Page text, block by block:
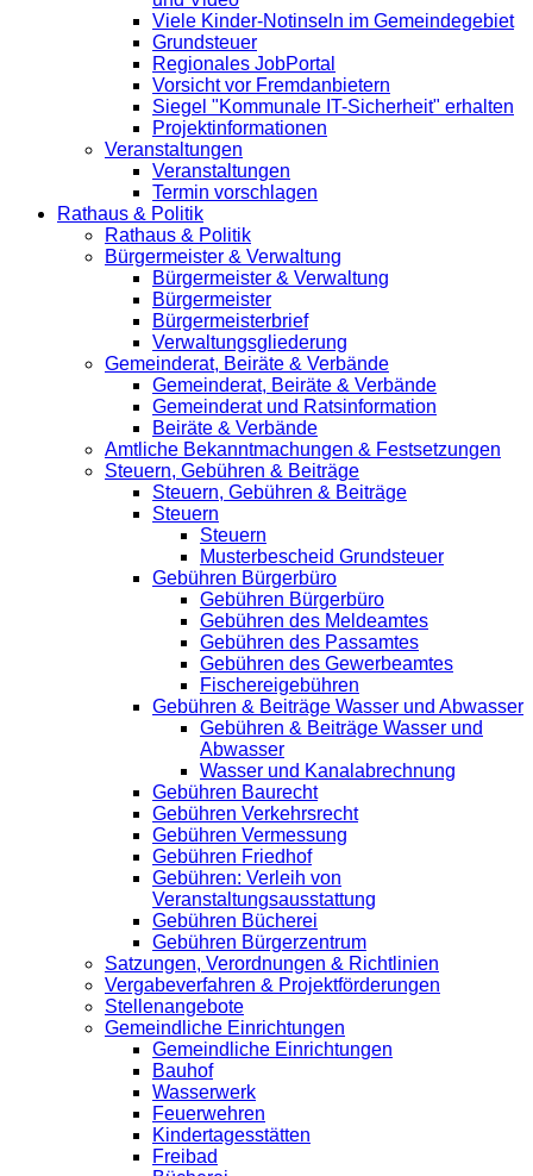
Viele Kinder-Notinseln im Gemeindegebiet
Grundsteuer
Regionales JobPortal
Vorsicht vor Fremdanbietern
Siegel "Kommunale IT-Sicherheit" erhalten
Projektinformationen
Veranstaltungen
Veranstaltungen
Termin vorschlagen
Rathaus & Politik
Rathaus & Politik
Bürgermeister & Verwaltung
Bürgermeister & Verwaltung
Bürgermeister
Bürgermeisterbrief
Verwaltungsgliederung
Gemeinderat, Beiräte & Verbände
Gemeinderat, Beiräte & Verbände
Gemeinderat und Ratsinformation
Beiräte & Verbände
Amtliche Bekanntmachungen & Festsetzungen
Steuern, Gebühren & Beiträge
Steuern, Gebühren & Beiträge
Steuern
Steuern
Musterbescheid Grundsteuer
Gebühren Bürgerbüro
Gebühren Bürgerbüro
Gebühren des Meldeamtes
Gebühren des Passamtes
Gebühren des Gewerbeamtes
Fischereigebühren
Gebühren & Beiträge Wasser und Abwasser
Gebühren & Beiträge Wasser und
Abwasser
Wasser und Kanalabrechnung
Gebühren Baurecht
Gebühren Verkehrsrecht
Gebühren Vermessung
Gebühren Friedhof
Gebühren: Verleih von
Veranstaltungsausstattung
Gebühren Bücherei
Gebühren Bürgerzentrum
Satzungen, Verordnungen & Richtlinien
Vergabeverfahren & Projektförderungen
Stellenangebote
Gemeindliche Einrichtungen
Gemeindliche Einrichtungen
Bauhof
Wasserwerk
Feuerwehren
Kindertagesstätten
Freibad